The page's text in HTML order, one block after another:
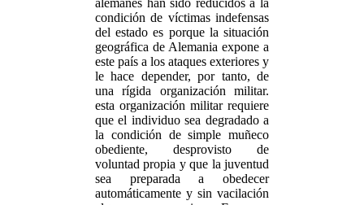
alemanes han sido reducidos a la
condición de víctimas indefensas
del estado es porque la situación
geográfica de Alemania expone a
este país a los ataques exteriores y
le hace depender, por tanto, de
una rígida organización militar.
esta organización militar requiere
que el individuo sea degradado a
la condición de simple muñeco
obediente, desprovisto de
voluntad propia y que la juventud
sea preparada a obedecer
automáticamente y sin vacilación